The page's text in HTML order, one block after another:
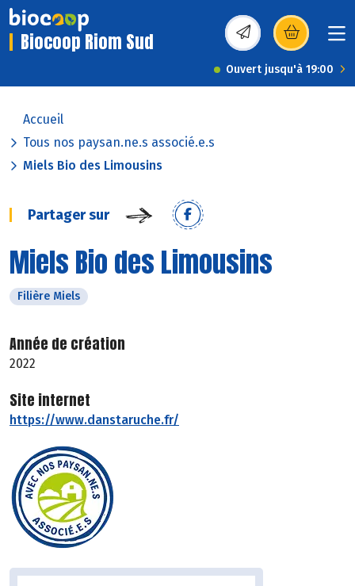
Biocoop Riom Sud (s’ouvre dans une
Ouvert jusqu'à 19:00
Accueil
Tous nos paysan.ne.s associé.e.s
Miels Bio des Limousins
Partager sur
Miels Bio des Limousins
Filière Miels
Année de création
2022
Site internet
https://www.danstaruche.fr/